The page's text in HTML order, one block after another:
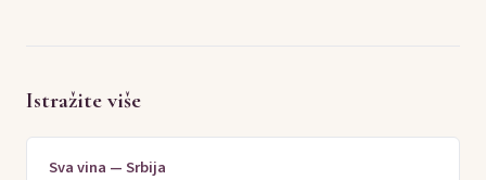
Istražite više
Sva vina — Srbija